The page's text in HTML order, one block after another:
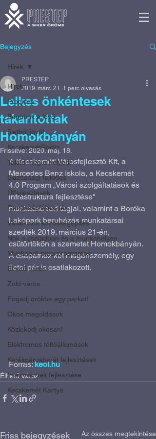
Bejegyzés
Hírek
Program
Bennünk a jövő
5letből jövő!
KecskemétRocks
Találd meg a helyed!
Gazdasági fejlődés
Útfejlesztések
Gazdaságfejlesztés
Vállalkozói közösségépítés
Nők a családban és a munkahelyen
Munkaerő-piaci programok
Élhető város
Zöld város
Fogadj örökbe egy parkot!
Okos megoldások
Közlekedj okosan!
Elektromos töltőállomások
Kerékpárosbarát fejlesztések
Intézmények fejlesztése
Kecskemét Kártya
Hírek
Lelkes önkéntesek
takarítottak
Homokbányán
PRESTEP
2019. márc. 21. 1 perc olvasás
Frissítve:2020. máj. 18.
A Kecskeméti Városfejlesztő Kft, a
Mercedes Benz Iskola, a Kecskemét
4.0 Program „Városi szolgáltatások és
infrastruktúra fejlesztése"
munkacsoport tagjai, valamint a Boróka
Lakópark beruházás munkatársai
szedték 2019. március 21-én,
csütörtökön a szemetet Homokbányán.
A csapathoz két magánszemély, egy
fiatal pár is csatlakozott.
Forrás: keol.hu
Élhető város
Friss bejegyzések Az összes megtekintése